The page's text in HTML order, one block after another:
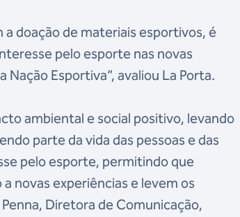
a doação de materiais esportivos, é
pelo esporte nas novas
Esportiva”, avaliou La Porta.
ambiental e social positivo, levando
parte da vida das pessoas e das
pelo esporte, permitindo que
novas experiências e levem os
Diretora de Comunicação,